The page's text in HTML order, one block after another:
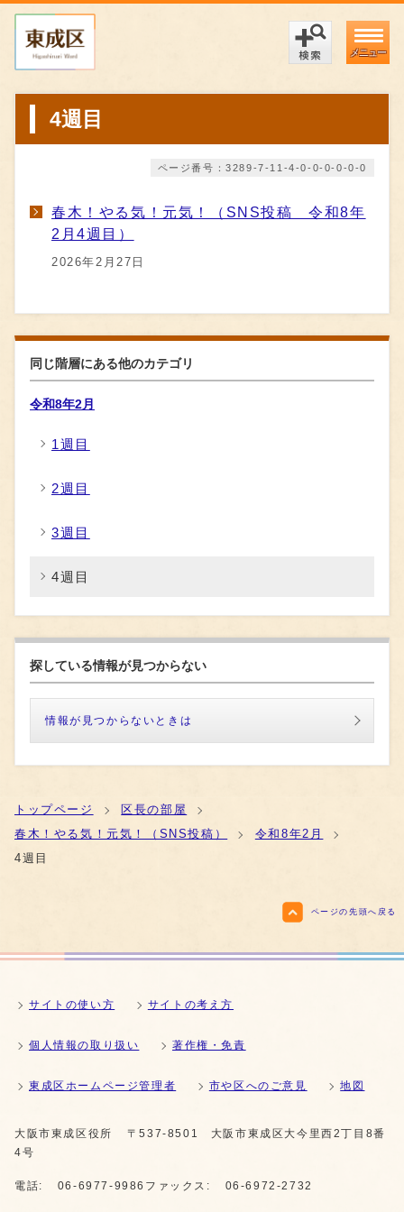
メニュー
4週目
ページ番号：3289-7-11-4-0-0-0-0-0-0
春木！やる気！元気！（SNS投稿 令和8年
2月4週目）
2026年2月27日
同じ階層にある他のカテゴリ
令和8年2月
1週目
2週目
3週目
4週目
探している情報が見つからない
情報が見つからないときは
トップページ
区長の部屋
春木！やる気！元気！（SNS投稿）
令和8年2月
4週目
ページの先頭へ戻る
サイトの使い方 サイトの考え方
個人情報の取り扱い 著作権・免責
東成区ホームページ管理者 市や区へのご意見 地図
大阪市東成区役所
〒537-8501 大阪市東成区大今里西2丁目8番
4号
電話: 06-6977-9986 ファックス: 06-6972-2732